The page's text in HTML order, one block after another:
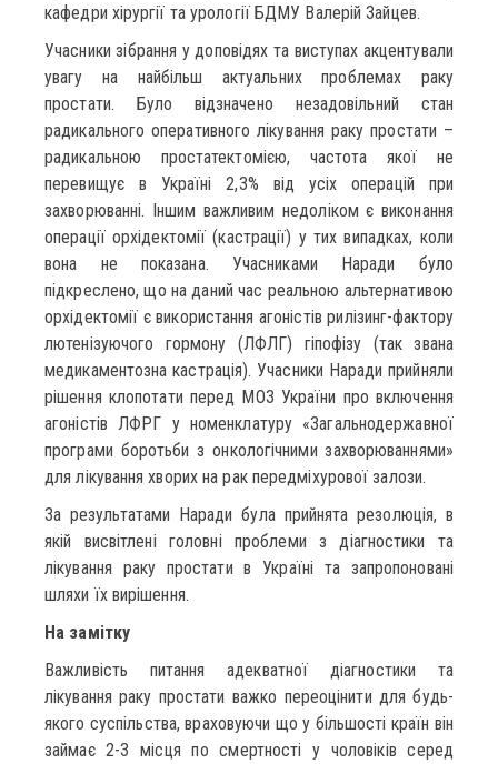
кафедри хірургії та урології БДМУ Валерій Зайцев.
Учасники зібрання у доповідях та виступах акцентували
увагу на найбільш актуальних проблемах раку
простати. Було відзначено незадовільний стан
радикального оперативного лікування раку простати –
радикальною простатектомією, частота якої не
перевищує в Україні 2,3% від усіх операцій при
захворюванні. Іншим важливим недоліком є виконання
операції орхідектомії (кастрації) у тих випадках, коли
вона не показана. Учасниками Наради було
підкреслено, що на даний час реальною альтернативою
орхідектомії є використання агоністів рилізинг-фактору
лютенізуючого гормону (ЛФЛГ) гіпофізу (так звана
медикаментозна кастрація). Учасники Наради прийняли
рішення клопотати перед МОЗ України про включення
агоністів ЛФРГ у номенклатуру «Загальнодержавної
програми боротьби з онкологічними захворюваннями»
для лікування хворих на рак передміхурової залози.
За результатами Наради була прийнята резолюція, в
якій висвітлені головні проблеми з діагностики та
лікування раку простати в Україні та запропоновані
шляхи їх вирішення.
На замітку
Важливість питання адекватної діагностики та
лікування раку простати важко переоцінити для будь-
якого суспільства, враховуючи що у більшості країн він
займає 2-3 місця по смертності у чоловіків серед